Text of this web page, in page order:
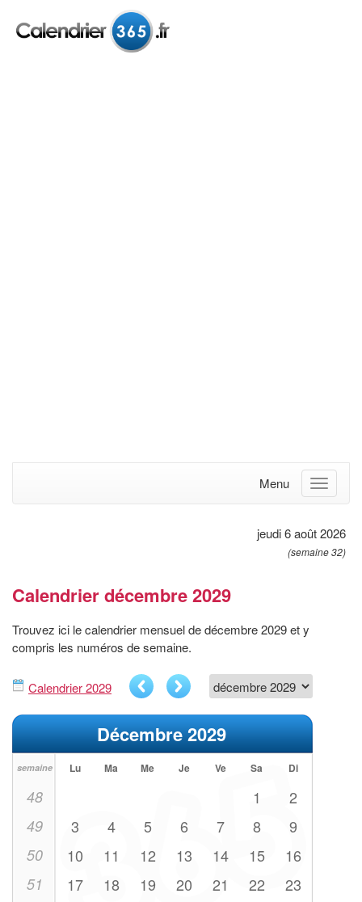
Menu
jeudi 6 août 2026
(semaine 32)
Calendrier décembre 2029
Trouvez ici le calendrier mensuel de décembre 2029 et y
compris les numéros de semaine.
Calendrier 2029
Décembre 2029
semaine Lu Ma Me Je Ve Sa Di
48 1 2
49 3 4 5 6 7 8 9
50 10 11 12 13 14 15 16
51 17 18 19 20 21 22 23